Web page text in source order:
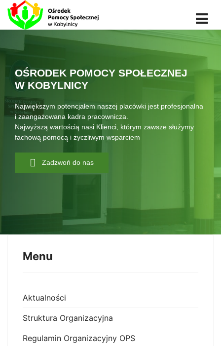
OŚRODEK POMOCY SPOŁECZNEJ
W KOBYLNICY
Największym potencjałem naszej placówki jest profesjonalna
i zaangażowana kadra pracownicza.
Najwyższą wartością nasi Klienci, którym zawsze służymy
fachową pomocą i życzliwym wsparciem
Zadzwoń do nas
Menu
Aktualności
Struktura Organizacyjna
Regulamin Organizacyjny OPS